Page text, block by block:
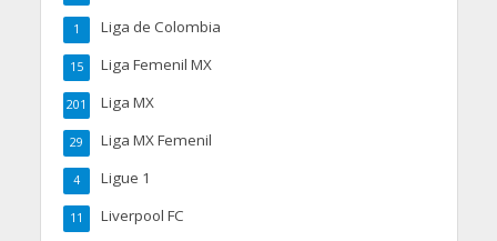
Liga de Colombia
1
Liga Femenil MX
15
Liga MX
201
Liga MX Femenil
29
Ligue 1
4
Liverpool FC
11